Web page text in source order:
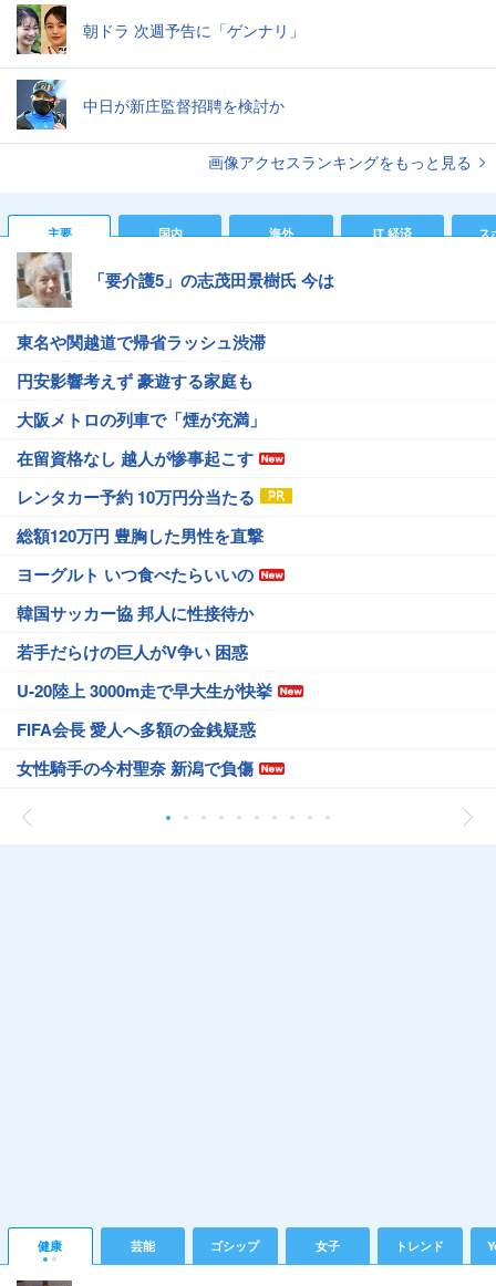
朝ドラ 次週予告に「ゲンナリ」
中日が新庄監督招聘を検討か
画像アクセスランキングをもっと見る
主要 国内 海外 IT 経済 ス
「要介護5」の志茂田景樹氏 今は
東名や関越道で帰省ラッシュ渋滞
円安影響考えず 豪遊する家庭も
大阪メトロの列車で「煙が充満」
在留資格なし 越人が惨事起こす
レンタカー予約 10万円分当たる
総額120万円 豊胸した男性を直撃
ヨーグルト いつ食べたらいいの
韓国サッカー協 邦人に性接待か
若手だらけの巨人がV争い 困惑
U-20陸上 3000m走で早大生が快挙
FIFA会長 愛人へ多額の金銭疑惑
女性騎手の今村聖奈 新潟で負傷
健康 芸能 ゴシップ 女子 トレンド